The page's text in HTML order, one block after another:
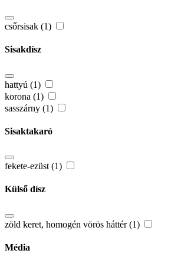
csőrsisak (1)
Sisakdísz
hattyú (1)
korona (1)
sasszárny (1)
Sisaktakaró
fekete-ezüst (1)
Külső dísz
zöld keret, homogén vörös háttér (1)
Média